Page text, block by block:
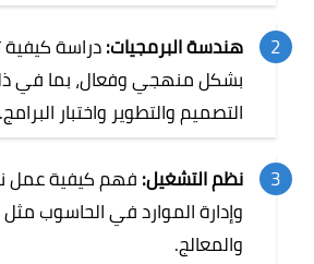
هندسة البرمجيات:دراسة كيفية
بشكل منهجي وفعال، بما في
التصميم والتطوير واختبار البرامج.
نظم التشغيل:فهم كيفية عمل
وإدارة الموارد في الحاسوب مثل
والمعالج.